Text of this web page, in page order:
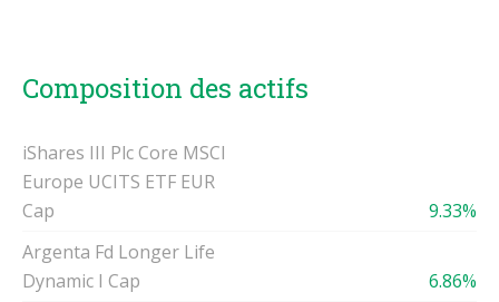
Composition des actifs
iShares III Plc Core MSCI
Europe UCITS ETF EUR
Cap
9.33%
Argenta Fd Longer Life
Dynamic I Cap
6.86%